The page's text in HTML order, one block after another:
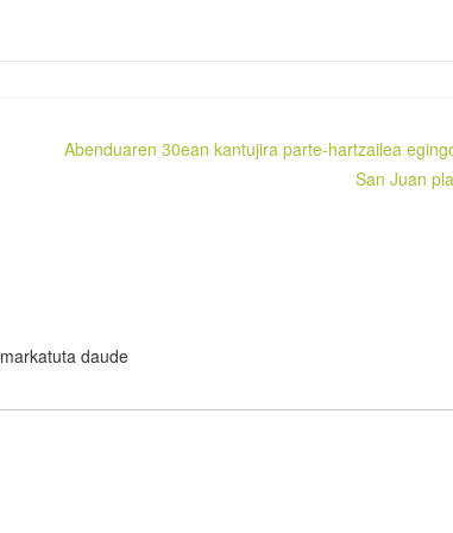
Abenduaren 30ean kantujira parte-hartzailea
San Juan
markatuta daude